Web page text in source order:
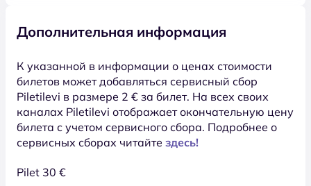
Дополнительная информация
К указанной в информации о ценах стоимости
билетов может добавляться сервисный сбор
Piletilevi в размере 2 € за билет. На всех своих
каналах Piletilevi отображает окончательную цену
билета с учетом сервисного сбора. Подробнее о
сервисных сборах читайте здесь!
Pilet 30 €